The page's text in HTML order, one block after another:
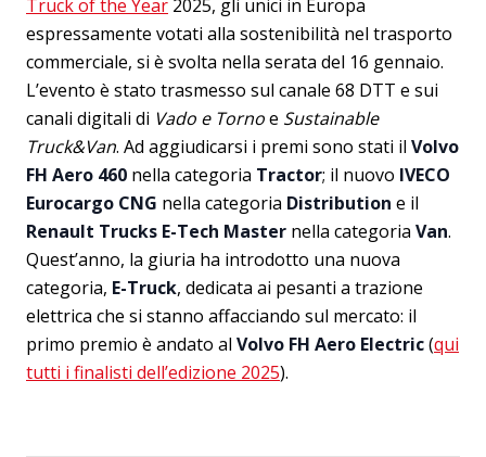
Truck of the Year 2025, gli unici in Europa
espressamente votati alla sostenibilità nel trasporto
commerciale, si è svolta nella serata del 16 gennaio.
L’evento è stato trasmesso sul canale 68 DTT e sui
canali digitali di Vado e Tornoe Sustainable
Truck&Van. Ad aggiudicarsi i premi sono stati il Volvo
FH Aero 460 nella categoria Tractor; il nuovo IVECO
Eurocargo CNG nella categoria Distribution e il
Renault Trucks E-Tech Master nella categoria Van.
Quest’anno, la giuria ha introdotto una nuova
categoria, E-Truck, dedicata ai pesanti a trazione
elettrica che si stanno affacciando sul mercato: il
primo premio è andato al Volvo FH Aero Electric(qui
tutti i finalisti dell’edizione 2025).